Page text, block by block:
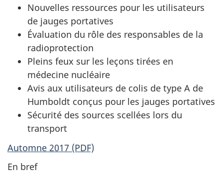
Nouvelles ressources pour les utilisateurs
de jauges portatives
Évaluation du rôle des responsables de la
radioprotection
Pleins feux sur les leçons tirées en
médecine nucléaire
Avis aux utilisateurs de colis de type A de
Humboldt conçus pour les jauges portatives
Sécurité des sources scellées lors du
transport
Automne 2017 (PDF)
En bref